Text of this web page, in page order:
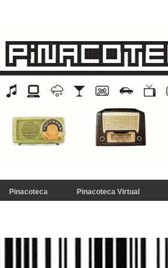
Pinacoteca Pinacoteca Virtual